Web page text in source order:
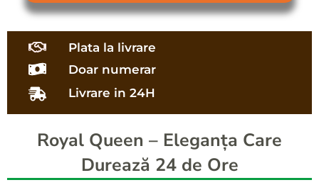
Plata la livrare
Doar numerar
Livrare in 24H
Royal Queen – Eleganța Care
Durează 24 de Ore